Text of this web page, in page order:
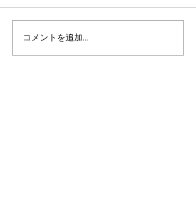
アルゴランドのポスト量
子暗号（PQC）ロードマ
コメントを追加…